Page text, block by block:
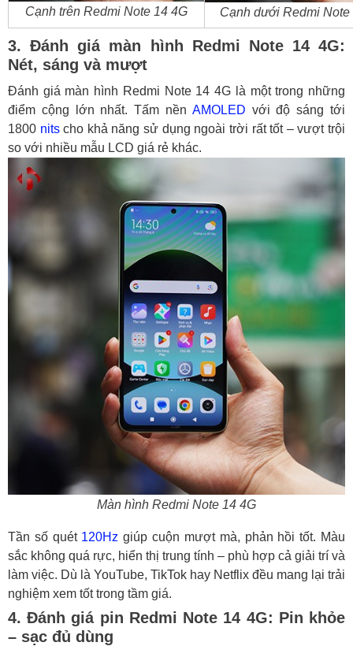
Cạnh trên Redmi Note 14 4G Cạnh dưới Redmi Note
3. Đánh giá màn hình Redmi Note 14 4G:
Nét, sáng và mượt
Đánh giá màn hình Redmi Note 14 4G là một trong những
điểm cộng lớn nhất. Tấm nền AMOLED với độ sáng tới
1800 nitscho khả năng sử dụng ngoài trời rất tốt – vượt trội
so với nhiều mẫu LCD giá rẻ khác.
Màn hình Redmi Note 14 4G
Tần số quét 120Hz giúp cuộn mượt mà, phản hồi tốt. Màu
sắc không quá rực, hiển thị trung tính – phù hợp cả giải trí và
làm việc. Dù là YouTube, TikTok hay Netflix đều mang lại trải
nghiệm xem tốt trong tầm giá.
4. Đánh giá pin Redmi Note 14 4G: Pin khỏe
– sạc đủ dùng